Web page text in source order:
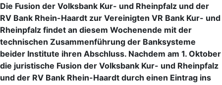
Die Fusion der Volksbank Kur- und Rheinpfalz und der
RV Bank Rhein-Haardt zur Vereinigten VR Bank Kur- und
Rheinpfalz findet an diesem Wochenende mit der
technischen Zusammenführung der Banksysteme
beider Institute ihren Abschluss. Nachdem am 1. Oktober
die juristische Fusion der Volksbank Kur- und Rheinpfalz
und der RV Bank Rhein-Haardt durch einen Eintrag ins